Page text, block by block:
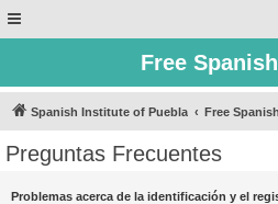
Free
Spanish Institute of Puebla Free
Preguntas Frecuentes
Problemas acerca de la identificación y el